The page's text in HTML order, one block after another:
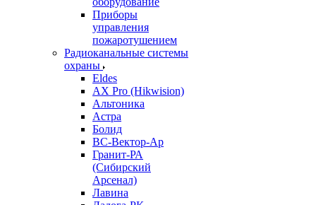
Приборы
управления
пожаротушением
Радиоканальные системы
охраны
Eldes
AX Pro (Hikwision)
Альтоника
Астра
Болид
ВС-Вектор-Ар
Гранит-РА
(Сибирский
Арсенал)
Лавина